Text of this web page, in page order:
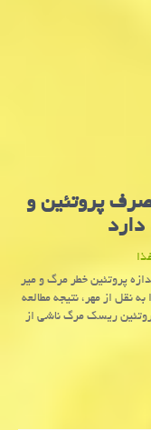
پروتئین و
پروتئین خطر مرگ و میر
نقل از مهر، نتیجه مطالعه
ریسك مرگ ناشی از